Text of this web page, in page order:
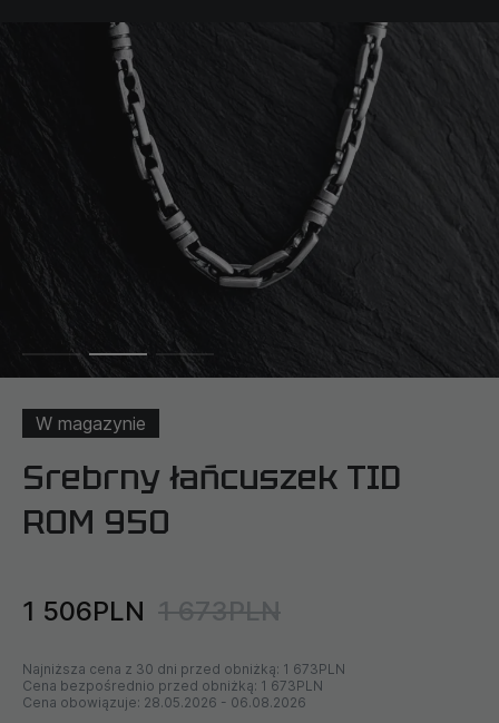
W magazynie
Srebrny łańcuszek TID
ROM 950
1 506PLN 1 673PLN
Najniższa cena z 30 dni przed obniżką: 1 673PLN
Cena bezpośrednio przed obniżką: 1 673PLN
Cena obowiązuje: 28.05.2026 - 06.08.2026